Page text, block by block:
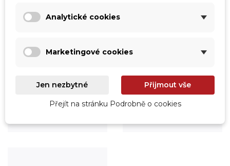
Úprava vody Údržba
Prohlédnout
Analytické cookies
Marketingové cookies
Jen nezbytné Přijmout vše
Přejít na stránku Podrobně o cookies